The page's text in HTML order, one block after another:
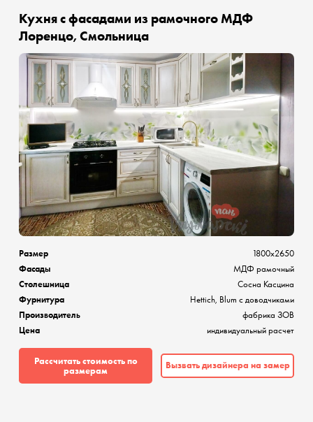
Кухня с фасадами из рамочного МДФ
Лоренцо, Смольница
Размер
1800х2650
Фасады
МДФ рамочный
Столешница
Сосна Касцина
Фурнитура
Hettich, Blum с доводчиками
Производитель
фабрика ЗОВ
Цена
индивидуальный расчет
Рассчитать стоимость по
размерам
Вызвать дизайнера на замер